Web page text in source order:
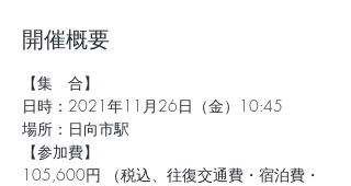
開催概要
【集　合】
日時：2021年11月26日（金）10:45
場所：日向市駅
【参加費】
105,600円 （税込、往復交通費・宿泊費・